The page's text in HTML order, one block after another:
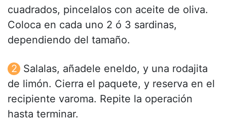
cuadrados, pincelalos con aceite de oliva.
Coloca en cada uno 2 ó 3 sardinas,
dependiendo del tamaño.
Salalas, añadele eneldo, y una rodajita
de limón. Cierra el paquete, y reserva en el
recipiente varoma. Repite la operación
hasta terminar.